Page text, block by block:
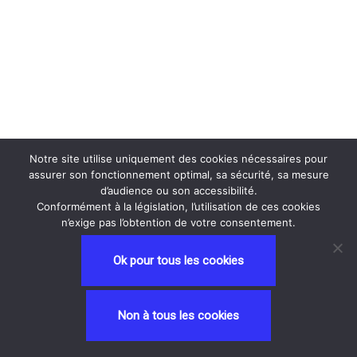
Neve| Propulsé par WordPress
Privacy and Terms contactez nous
Notre site utilise uniquement des cookies nécessaires pour
assurer son fonctionnement optimal, sa sécurité, sa mesure
d’audience ou son accessibilité.
Conformément à la législation, l’utilisation de ces cookies
n’exige pas l’obtention de votre consentement.
Ok pour tous les cookies
Non à tous les cookies